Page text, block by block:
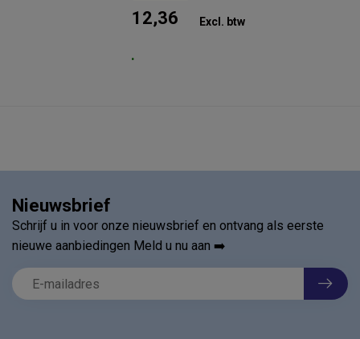
12,36 Excl. btw
.
Nieuwsbrief
Schrijf u in voor onze nieuwsbrief en ontvang als eerste
nieuwe aanbiedingen Meld u nu aan ➡️